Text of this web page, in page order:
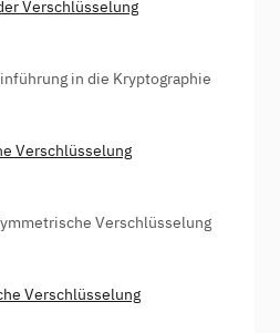
Verschlüsselung
in die Kryptographie
Verschlüsselung
Verschlüsselung
Verschlüsselung